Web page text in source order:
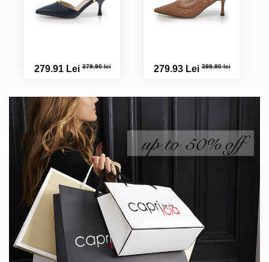
279.91 Lei379.90 lei 279.93 Lei399.90 lei